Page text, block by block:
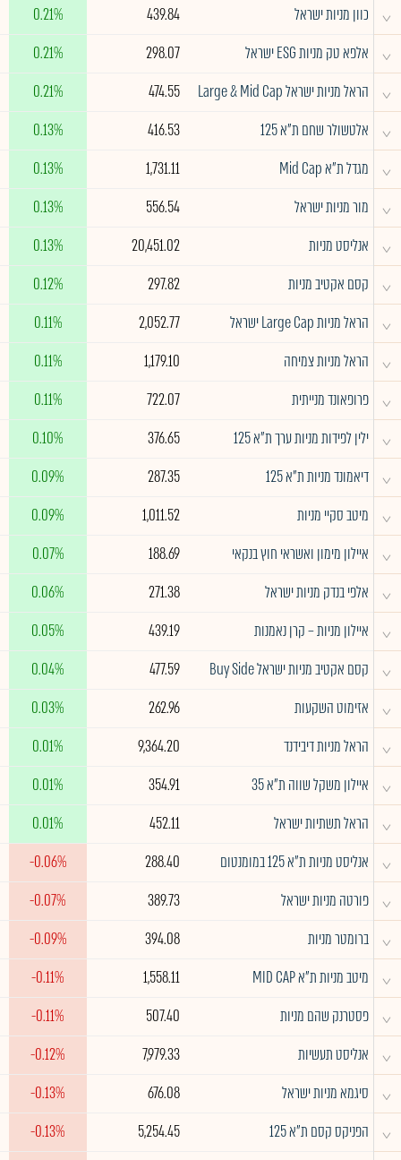
^ כוון מניות ישראל 439.84
0.21%
^ אלפא טק מניות ESG ישראל 298.07
0.21%
^ הראל מניות ישראל Large & Mid Cap 474.55
0.21%
^ אלטשולר שחם ת"א 125 416.53
0.13%
^ מגדל ת"א Mid Cap 1,731.11
0.13%
^ מור מניות ישראל 556.54
0.13%
^ אנליסט מניות 20,451.02
0.13%
^ קסם אקטיב מניות 297.82
0.12%
^ הראל מניות Large Cap ישראל 2,052.77
0.11%
^ הראל מניות צמיחה 1,179.10
0.11%
^ פרופאונד מנייתית 722.07
0.11%
^ ילין לפידות מניות ערך ת"א 125 376.65
0.10%
^ דיאמונד מניות ת"א 125 287.35
0.09%
^ מיטב סקיי מניות 1,011.52
0.09%
^ איילון מימון ואשראי חוץ בנקאי 188.69
0.07%
^ אלפי בנדק מניות ישראל 271.38
0.06%
^ איילון מניות – קרן נאמנות 439.19
0.05%
^ קסם אקטיב מניות ישראל Buy Side 477.59
0.04%
^ אזימוט השקעות 262.96
0.03%
^ הראל מניות דיבידנד 9,364.20
0.01%
^ איילון משקל שווה ת"א 35 354.91
0.01%
^ הראל תשתיות ישראל 452.11
0.01%
^ אנליסט מניות ת"א 125 במומנטום 288.40
-0.06%
^ פורטה מניות ישראל 389.73
-0.07%
^ ברומטר מניות 394.08
-0.09%
^ מיטב מניות ת"א MID CAP 1,558.11
-0.11%
^ פסטרנק שהם מניות 507.40
-0.11%
^ אנליסט תעשיות 7,979.33
-0.12%
^ סיגמא מניות ישראל 676.08
-0.13%
^ הפניקס קסם ת"א 125 5,254.45
-0.13%